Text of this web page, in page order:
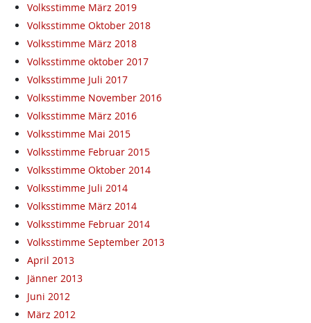
Volksstimme März 2019
Volksstimme Oktober 2018
Volksstimme März 2018
Volksstimme oktober 2017
Volksstimme Juli 2017
Volksstimme November 2016
Volksstimme März 2016
Volksstimme Mai 2015
Volksstimme Februar 2015
Volksstimme Oktober 2014
Volksstimme Juli 2014
Volksstimme März 2014
Volksstimme Februar 2014
Volksstimme September 2013
April 2013
Jänner 2013
Juni 2012
März 2012